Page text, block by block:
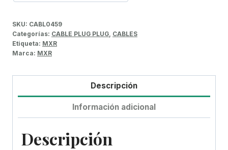
SKU: CABL0459
Categorías: CABLE PLUG PLUG CABLES
Etiqueta: MXR
Marca: MXR
Descripción
Información adicional
Descripción